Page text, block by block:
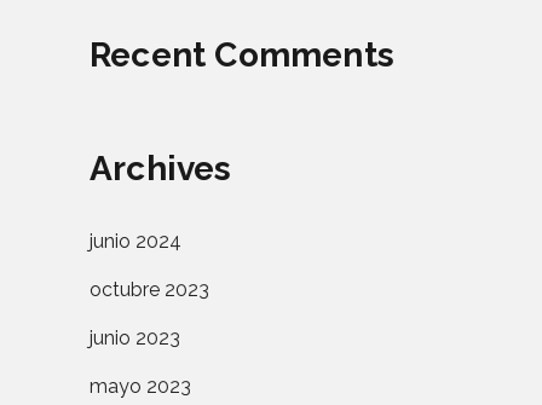
Recent Comments
Archives
junio 2024
octubre 2023
junio 2023
mayo 2023